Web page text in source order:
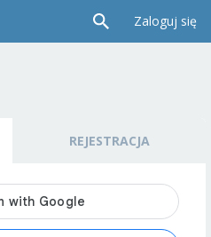
Zaloguj się
REJESTRACJA